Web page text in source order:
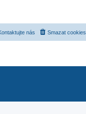
Smazat cookies
nás